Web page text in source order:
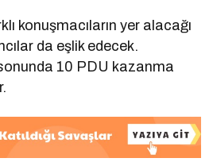
konuşmacıların yer alacağı
da eşlik edecek.
sonunda 10 PDU kazanma